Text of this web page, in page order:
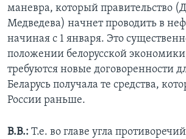
маневра, который правительство
Медведева) начнет проводить в
начиная с 1 января. Это
положении белорусской
требуются новые договоренности
Беларусь получала те средства,
России раньше.
В.В.: Т.е. во главе угла